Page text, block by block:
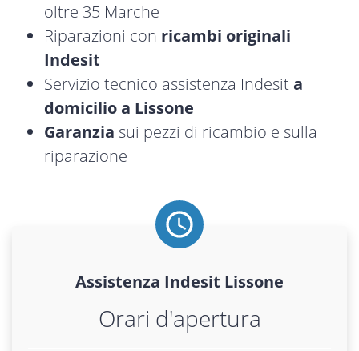
oltre 35 Marche
Riparazioni con ricambi originali
Indesit
Servizio tecnico assistenza Indesita
domicilio a Lissone
Garanzia sui pezzi di ricambio e sulla
riparazione
Assistenza Indesit Lissone
Orari d'apertura